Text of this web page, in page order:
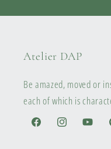
Atelier DAP
Be amazed, moved or
each of which is
FacebookInstagramYouTube